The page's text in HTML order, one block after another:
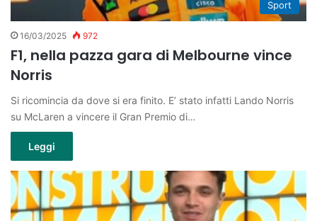
Sport
16/03/2025 972
F1, nella pazza gara di Melbourne vince
Norris
Si ricomincia da dove si era finito. E’ stato infatti Lando Norris
su McLaren a vincere il Gran Premio di…
Leggi